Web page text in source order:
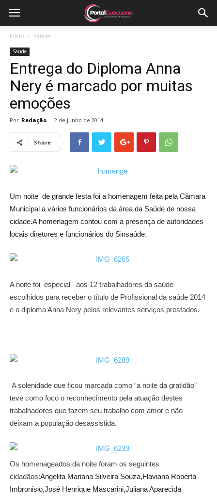
Início Saúde
Saúde
Entrega do Diploma Anna
Nery é marcado por muitas
emoções
Por Redação - 2 de junho de 2014
Share
Um noite de grande festa foi a homenagem feita pela Câmara
Municipal a vários funcionários da área da Saúde de nossa
cidade.A homenagem contou com a presença de autoridades
locais diretores e funcionários do Sinsaúde.
A noite foi especial aos 12 trabalhadores da saúde
escolhidos para receber o título de Profissional da saúde 2014
e o diploma Anna Nery pelos relevantes serviços prestados.
A solenidade que ficou marcada como “a noite da gratidão”
teve como foco o reconhecimento pela atuação destes
trabalhadores que fazem seu trabalho com amor e não
deixam a população desassistida.
Os homenageados da noite foram os seguintes
cidadãos:Angelita Mariana Silveira Souza,Flaviana Roberta
Imbronisio,José Henrique Mascarini,Juliana Aparecida